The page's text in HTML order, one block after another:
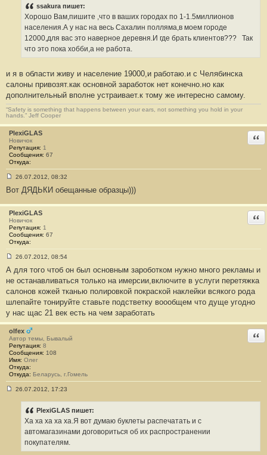
ssakura пишет:
Хорошо Вам,пишите ,что в ваших городах по 1-1.5миллионов
населения.А у нас на весь Сахалин полляма,в моем городе
12000,для вас это наверное деревня.И где брать клиентов???
Так
что это пока хобби,а не работа.
и я в области живу и население 19000,и работаю.и с Челябинска
салоны привозят.как основной заработок нет конечно.но как
дополнительный вполне устраивает.к тому же интересно самому.
“Safety is something that happens between your ears, not something you hold in your
hands.” Jeff Cooper
PlexiGLAS
Новичок
Репутация: 1
Сообщения: 67
Откуда:
о
б
щ
е
н
и
е
2
26.07.2012, 08:32
Вот ДЯДЬКИ обещанные образцы)))
PlexiGLAS
Новичок
Репутация: 1
Сообщения: 67
Откуда:
о
б
щ
н
и
2
8
26.07.2012, 08:54
А для того чтоб он был основным зароботком нужно много рекламы и
не останавливаться только на имерсии,включите в услуги перетяжка
салонов кожей тканью полировкой покраской наклейки всякого рода
шлепайте тонируйте ставьте подстветку воообщем что дуще угодно
у нас щас 21 век есть на чем заработать
olfex
Автор темы, Бывалый
Репутация: 8
Сообщения: 108
Имя: Олег
Откуда:
Откуда: Беларусь, г.Гомель
26.07.2012, 17:23
PlexiGLAS пишет:
Ха ха ха ха ха.Я вот думаю буклеты распечатать и с
автомагазинами договориться об их распространении
покупателям.